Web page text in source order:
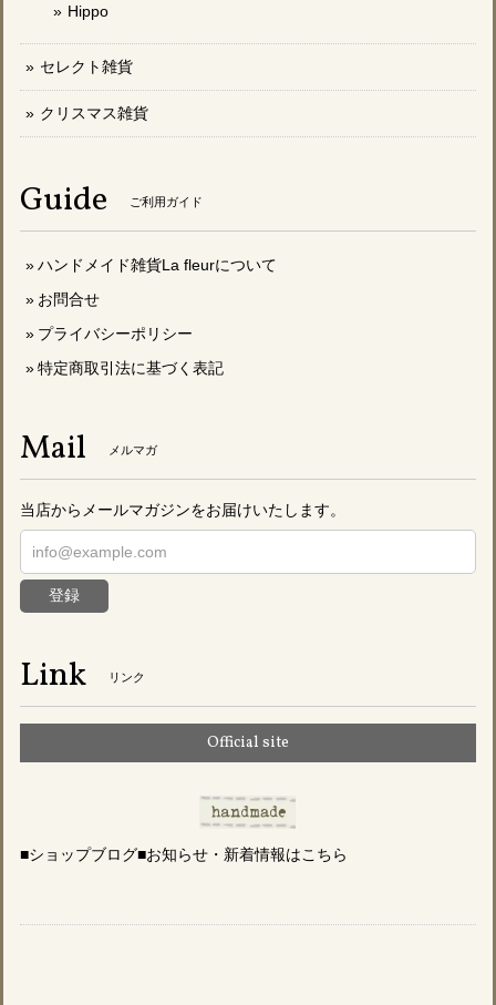
Hippo
セレクト雑貨
クリスマス雑貨
Guide ご利用ガイド
ハンドメイド雑貨La fleurについて
お問合せ
プライバシーポリシー
特定商取引法に基づく表記
Mail メルマガ
当店からメールマガジンをお届けいたします。
登録
Link リンク
Official site
■ショップブログ■お知らせ・新着情報はこちら